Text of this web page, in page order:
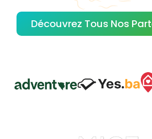
Découvrez Tous Nos